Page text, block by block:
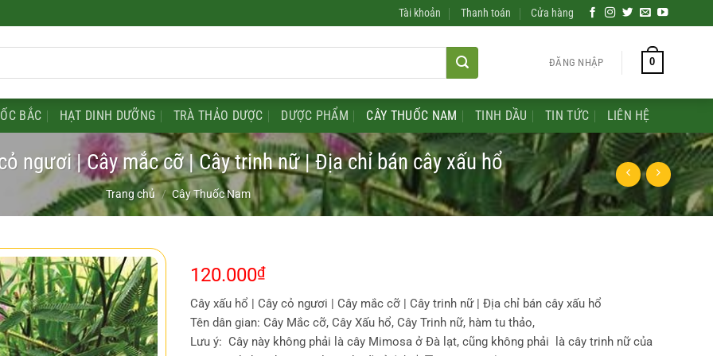
Tài khoản Thanh toán Cửa hàng
ĐĂNG NHẬP 0
BẮC HẠT DINH DƯỠNG TRÀ THẢO DƯỢC DƯỢC PHẨM CÂY THUỐC NAM TINH DẦU TIN TỨC LIÊN HỆ
ngươi | Cây mắc cỡ | Cây trinh nữ | Địa chỉ bán cây xấu hổ
Trang chủ / Cây Thuốc Nam
120.000₫
Cây xấu hổ | Cây cỏ ngươi | Cây mắc cỡ | Cây trinh nữ | Địa chỉ bán cây xấu hổ
Tên dân gian: Cây Mắc cỡ, Cây Xấu hổ, Cây Trinh nữ, hàm tu thảo,
Lưu ý: Cây này không phải là cây Mimosa ở Đà lạt, cũng không phải là cây trinh nữ của